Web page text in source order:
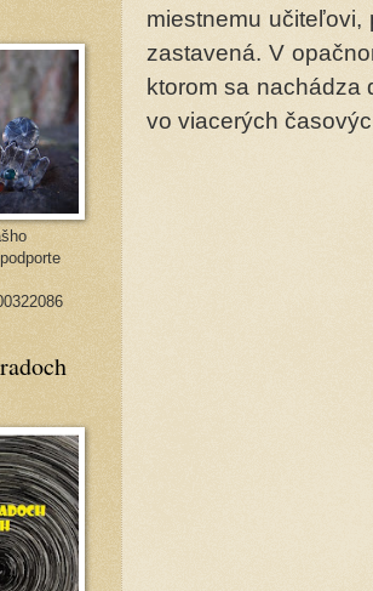
miestnemu
zastavená. V
ktorom sa nachádza
vo viacerých